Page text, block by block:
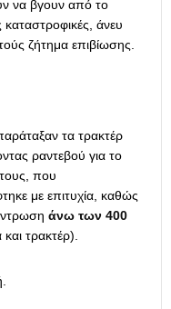
να βγουν από το
καταστροφικές, άνευ
ζήτημα επιβίωσης.
τα τρακτέρ
ραντεβού για το
τους, που
με επιτυχία, καθώς
άνω των 400
και τρακτέρ).